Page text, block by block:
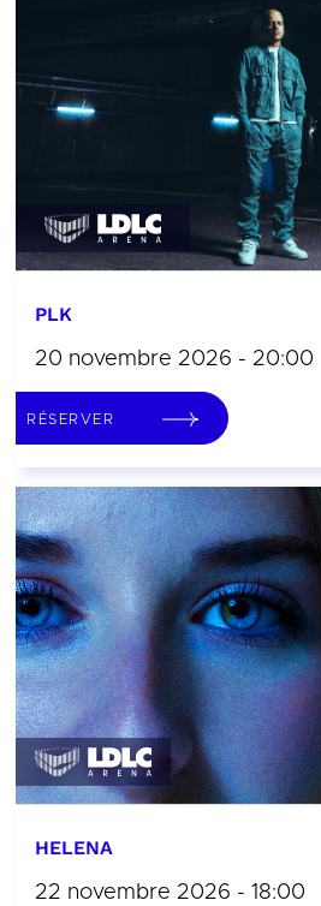
PLK
20 novembre 2026 - 20:00
RÉSERVER
HELENA
22 novembre 2026 - 18:00